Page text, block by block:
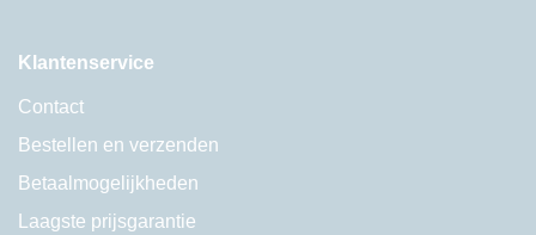
Klantenservice
Contact
Bestellen en verzenden
Betaalmogelijkheden
Laagste prijsgarantie